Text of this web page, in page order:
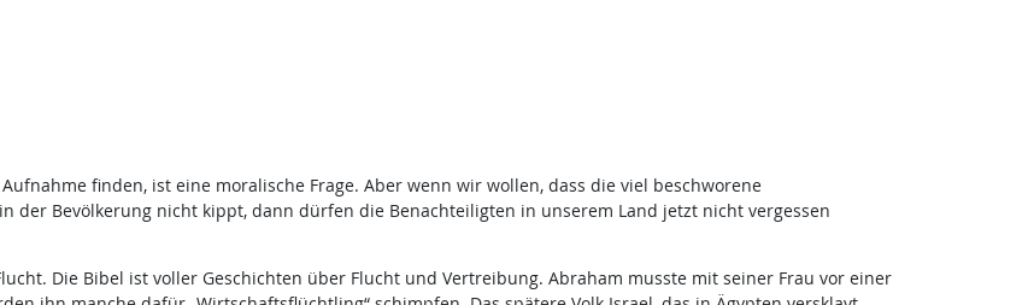
finden, ist eine moralische Frage. Aber wenn wir wollen, dass die viel beschworene
der Bevölkerung nicht kippt, dann dürfen die Benachteiligten in unserem Land jetzt nicht vergessen
Die Bibel ist voller Geschichten über Flucht und Vertreibung. Abraham musste mit seiner Frau vor einer